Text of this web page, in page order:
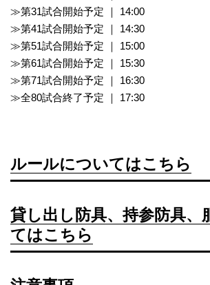
≫第31試合開始予定 ｜ 14:00
≫第41試合開始予定 ｜ 14:30
≫第51試合開始予定 ｜ 15:00
≫第61試合開始予定 ｜ 15:30
≫第71試合開始予定 ｜ 16:30
≫全80試合終了予定 ｜ 17:30
ルールについてはこちら
貸し出し防具、持参防具、
てはこちら